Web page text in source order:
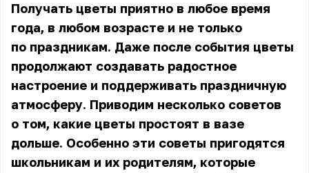
Получать цветы приятно в любое время
года, в любом возрасте и не только
по праздникам. Даже после события цветы
продолжают создавать радостное
настроение и поддерживать праздничную
атмосферу. Приводим несколько советов
о том, какие цветы простоят в вазе
дольше. Особенно эти советы пригодятся
школьникам и их родителям, которые